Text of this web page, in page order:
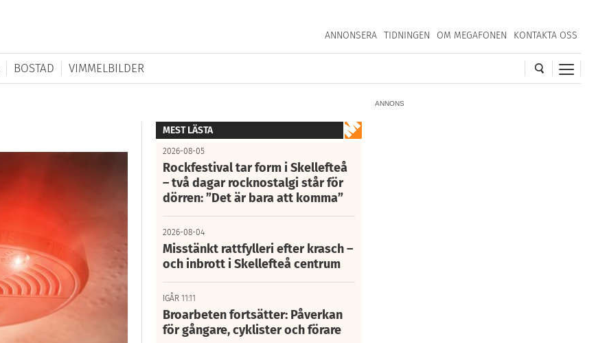
ANNONSERA TIDNINGEN OM MEGAFONEN KONTAKTA OSS
BOSTAD VIMMELBILDER
ANNONS
MEST LÄSTA
2026-08-05
Rockfestival tar form i Skellefteå
– två dagar rocknostalgi står för
dörren: ”Det är bara att komma”
2026-08-04
Misstänkt rattfylleri efter krasch –
och inbrott i Skellefteå centrum
IGÅR 11:11
Broarbeten fortsätter: Påverkan
för gångare, cyklister och förare